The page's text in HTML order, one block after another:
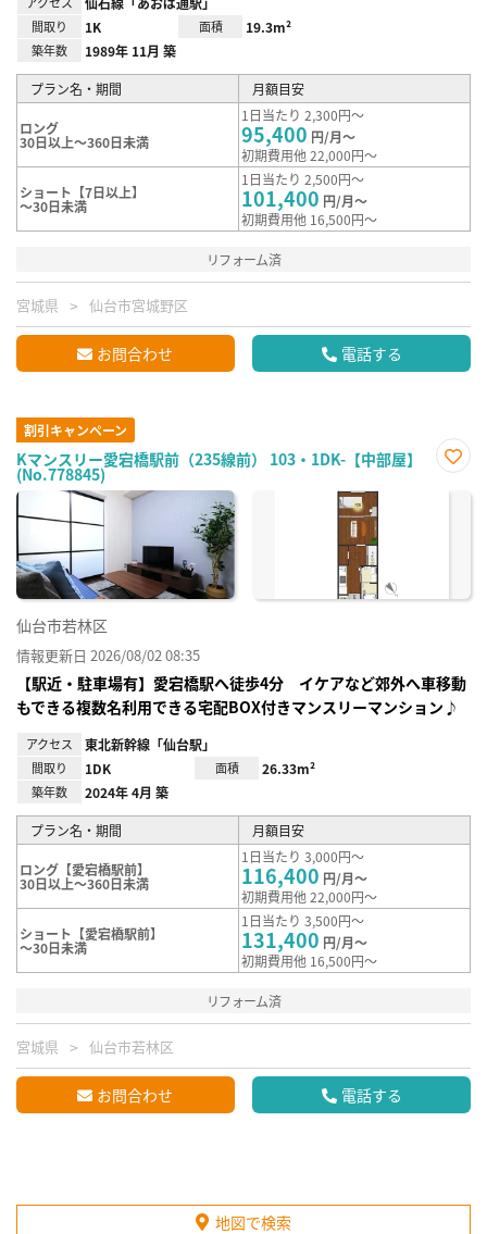
間取り 1K 面積 19.3m²
築年数 1989年 11月 築
プラン名・期間 月額目安
ロング
30日以上～360日未満
1日当たり 2,300円～
95,400 円/月～
初期費用他 22,000円～
ショート【7日以上】
～30日未満
1日当たり 2,500円～
101,400 円/月～
初期費用他 16,500円～
リフォーム済
宮城県 仙台市宮城野区
お問合わせ 電話する
割引キャンペーン
Kマンスリー愛宕橋駅前（235線前） 103・1DK-【中部屋】
(No.778845)
に入
仙台市若林区
情報更新日 2026/08/02 08:35
【駅近・駐車場有】愛宕橋駅へ徒歩4分 イケアなど郊外へ車移動
もできる複数名利用できる宅配BOX付きマンスリーマンション♪
アクセス 東北新幹線「仙台駅」
間取り 1DK 面積 26.33m²
築年数 2024年 4月 築
プラン名・期間 月額目安
ロング【愛宕橋駅前】
30日以上～360日未満
1日当たり 3,000円～
116,400 円/月～
初期費用他 22,000円～
ショート【愛宕橋駅前】
～30日未満
1日当たり 3,500円～
131,400 円/月～
初期費用他 16,500円～
リフォーム済
宮城県 仙台市若林区
お問合わせ 電話する
地図で検索